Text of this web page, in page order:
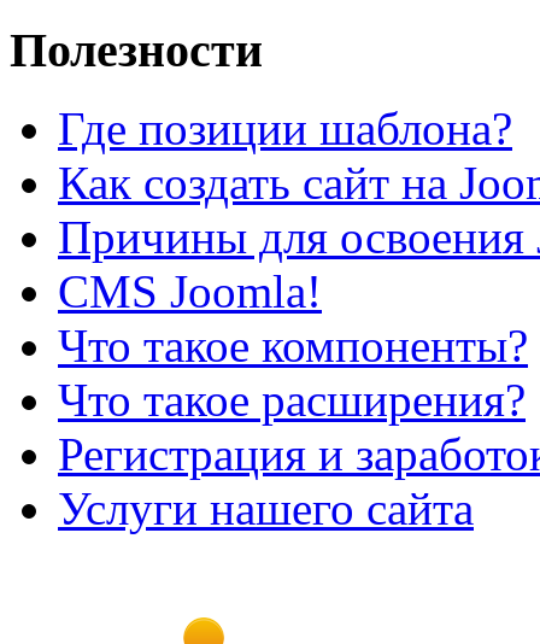
Полезности
Где позиции шаблона?
Как создать сайт на
Причины для освоения
CMS Joomla!
Что такое компоненты?
Что такое расширения?
Регистрация и
Услуги нашего сайта